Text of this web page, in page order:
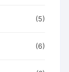
(5)
(6)